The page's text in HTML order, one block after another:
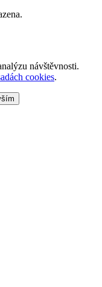
návštěvnosti.
cookies.